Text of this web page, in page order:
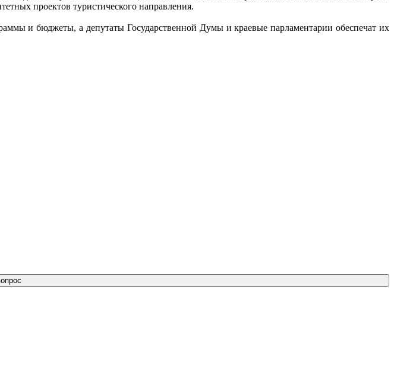
проектов туристического направления.
и бюджеты, а депутаты Государственной Думы и краевые парламентарии обеспечат их